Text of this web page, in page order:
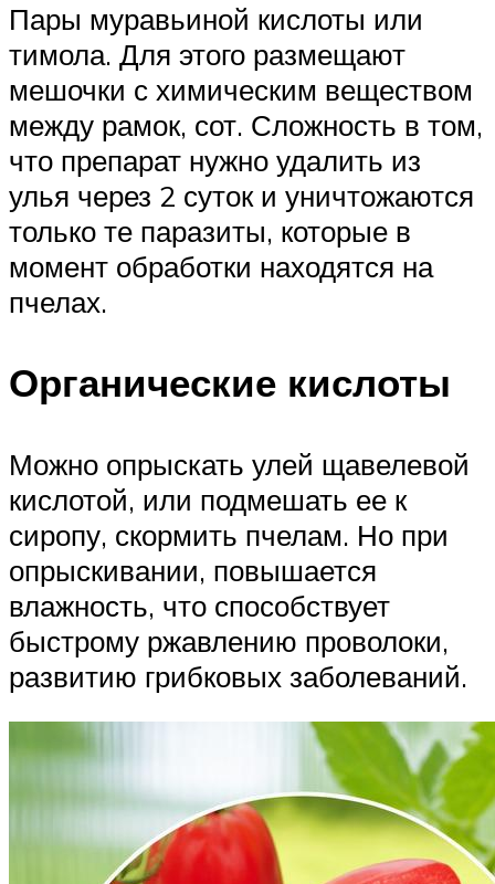
Пары муравьиной кислоты или
тимола. Для этого размещают
мешочки с химическим веществом
между рамок, сот. Сложность в том,
что препарат нужно удалить из
улья через 2 суток и уничтожаются
только те паразиты, которые в
момент обработки находятся на
пчелах.
Органические кислоты
Можно опрыскать улей щавелевой
кислотой, или подмешать ее к
сиропу, скормить пчелам. Но при
опрыскивании, повышается
влажность, что способствует
быстрому ржавлению проволоки,
развитию грибковых заболеваний.